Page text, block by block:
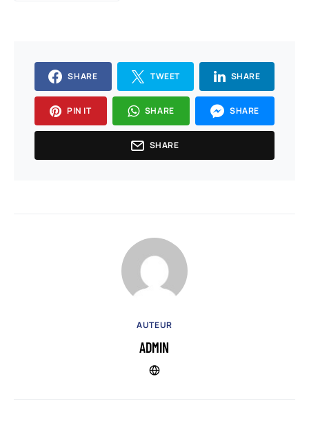
SHARE TWEET SHARE
PIN IT SHARE SHARE
SHARE
AUTEUR
ADMIN